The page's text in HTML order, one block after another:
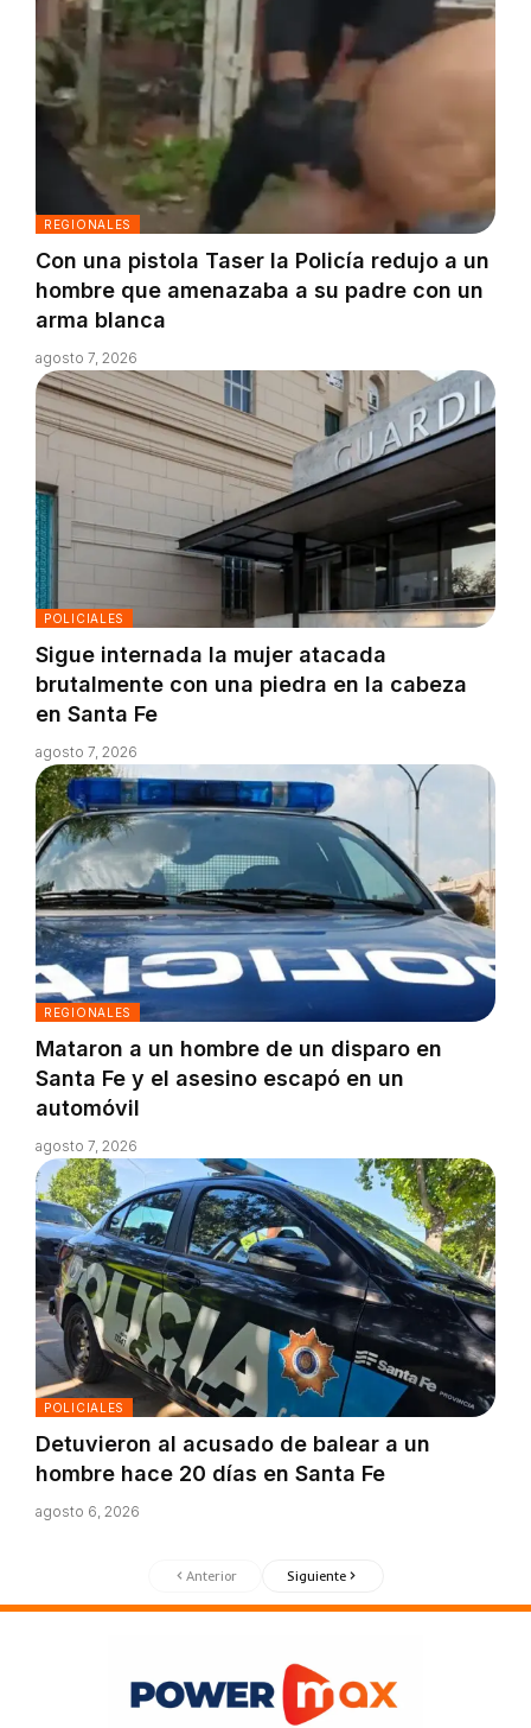
REGIONALES
Con una pistola Taser la Policía redujo a un
hombre que amenazaba a su padre con un
arma blanca
agosto 7, 2026
POLICIALES
Sigue internada la mujer atacada
brutalmente con una piedra en la cabeza
en Santa Fe
agosto 7, 2026
REGIONALES
Mataron a un hombre de un disparo en
Santa Fe y el asesino escapó en un
automóvil
agosto 7, 2026
POLICIALES
Detuvieron al acusado de balear a un
hombre hace 20 días en Santa Fe
agosto 6, 2026
Anterior Siguiente